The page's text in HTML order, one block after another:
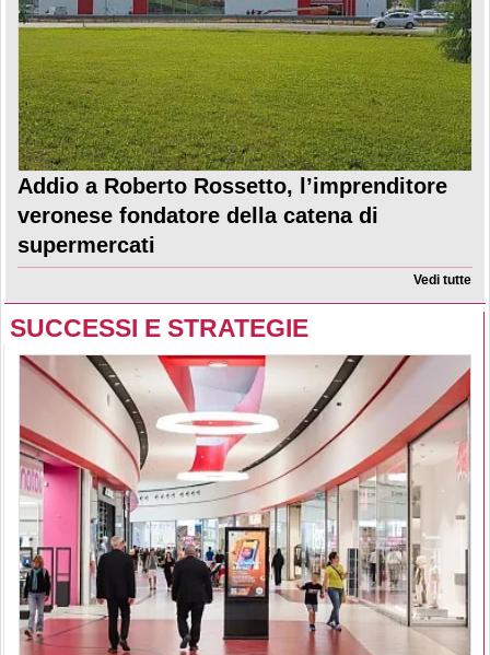
Addio a Roberto Rossetto, l’imprenditore
veronese fondatore della catena di
supermercati
Vedi tutte
SUCCESSI E STRATEGIE